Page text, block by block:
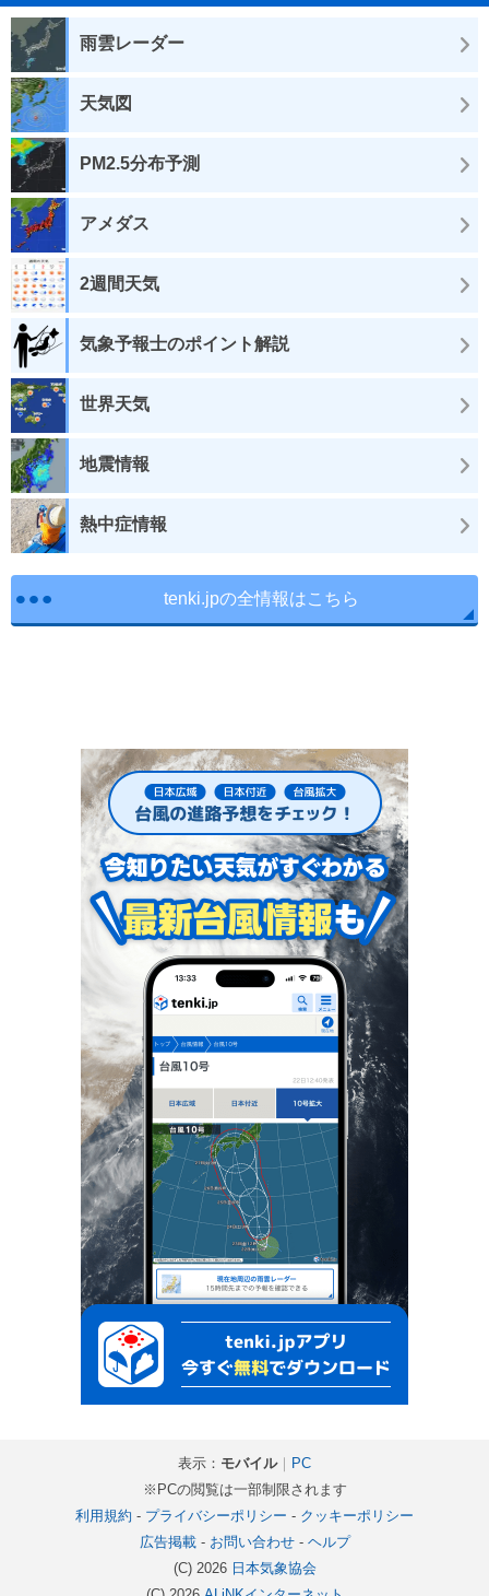
雨雲レーダー
天気図
PM2.5分布予測
アメダス
2週間天気
気象予報士のポイント解説
世界天気
地震情報
熱中症情報
tenki.jpの全情報はこちら
表示： モバイル｜ PC
※PCの閲覧は一部制限されます
利用規約 - プライバシーポリシー - クッキーポリシー
広告掲載- お問い合わせ- ヘルプ
(C) 2026 日本気象協会